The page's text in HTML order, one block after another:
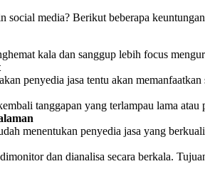
social media? Berikut beberapa
kala dan sanggup lebih focus
penyedia jasa tentu akan
tanggapan yang terlampau lama
menentukan penyedia jasa yang
dan dianalisa secara berkala.